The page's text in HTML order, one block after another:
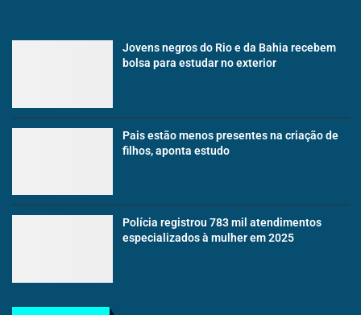
Jovens negros do Rio e da Bahia recebem
bolsa para estudar no exterior
Pais estão menos presentes na criação de
filhos, aponta estudo
Polícia registrou 783 mil atendimentos
especializados à mulher em 2025